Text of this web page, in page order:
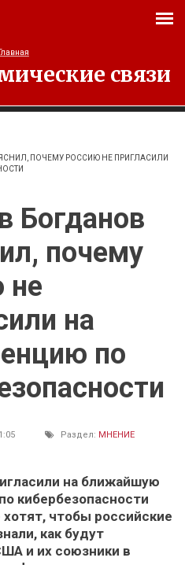
связи
ПОЧЕМУ РОССИЮ НЕ ПРИГЛАСИЛИ
Богданов
почему
не
на
по
Раздел: МНЕНИЕ
на ближайшую
кибербезопасности
чтобы российские
как будут
и их союзники в